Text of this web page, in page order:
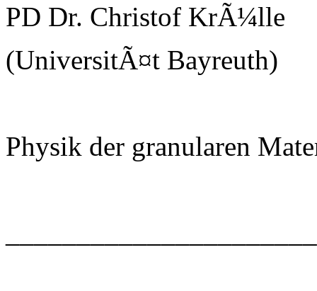
PD Dr. Christof KrÃ¼lle
(UniversitÃ¤t Bayreuth)
Physik der granularen